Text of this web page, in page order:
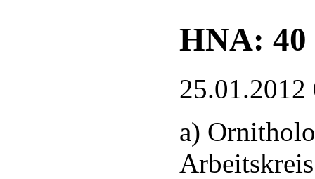
HNA: 40
25.01.2012
a)